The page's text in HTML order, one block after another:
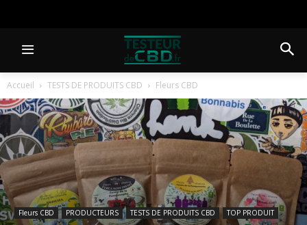
Accueil TESTS DE PRODUITS CBD Fleurs CBD
Fleurs CBD PRODUCTEURS TESTS DE PRODUITS CBD TOP PRODUIT